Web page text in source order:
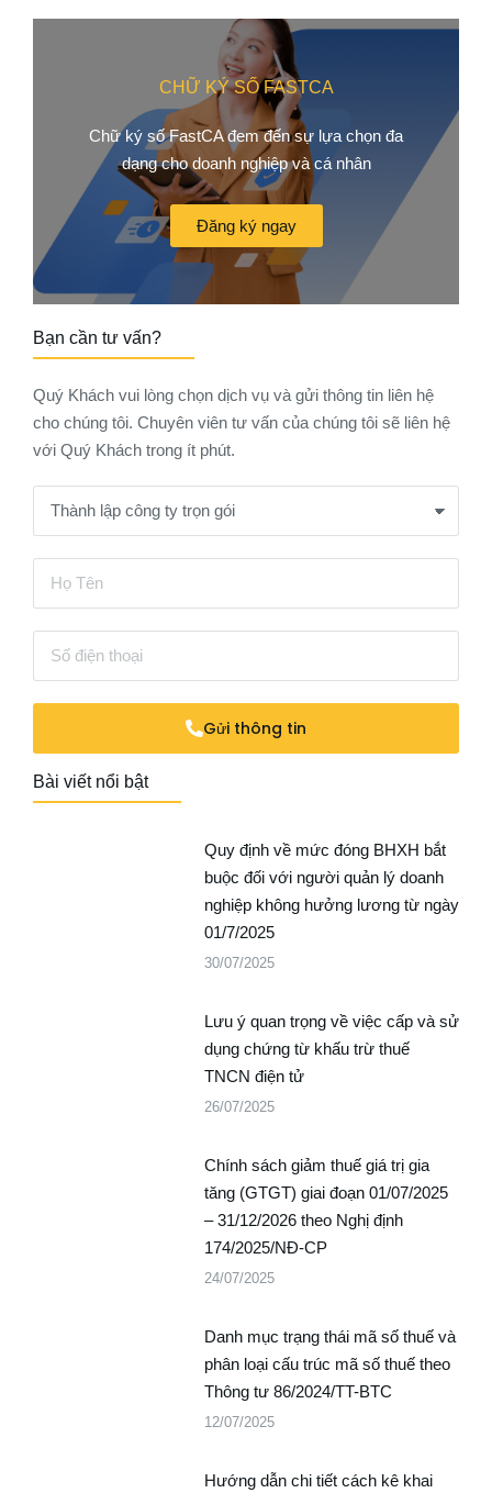
CHỮ KÝ SỐ FASTCA
Chữ ký số FastCA đem đến sự lựa chọn đa
dạng cho doanh nghiệp và cá nhân
Đăng ký ngay
Bạn cần tư vấn?
Quý Khách vui lòng chọn dịch vụ và gửi thông tin liên hệ
cho chúng tôi. Chuyên viên tư vấn của chúng tôi sẽ liên hệ
với Quý Khách trong ít phút.
Gửi thông tin
Bài viết nổi bật
Quy định về mức đóng BHXH bắt
buộc đối với người quản lý doanh
nghiệp không hưởng lương từ ngày
01/7/2025
30/07/2025
Lưu ý quan trọng về việc cấp và sử
dụng chứng từ khấu trừ thuế
TNCN điện tử
26/07/2025
Chính sách giảm thuế giá trị gia
tăng (GTGT) giai đoạn 01/07/2025
– 31/12/2026 theo Nghị định
174/2025/NĐ-CP
24/07/2025
Danh mục trạng thái mã số thuế và
phân loại cấu trúc mã số thuế theo
Thông tư 86/2024/TT-BTC
12/07/2025
Hướng dẫn chi tiết cách kê khai